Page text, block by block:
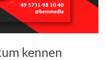
kennen